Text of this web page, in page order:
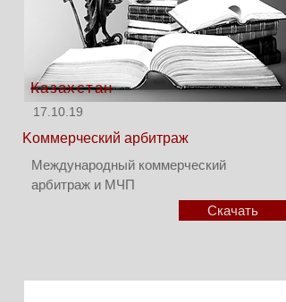
Казахстан
17.10.19
Kоммерческий арбитраж
Международный коммерческий
арбитраж и МЧП
Скачать